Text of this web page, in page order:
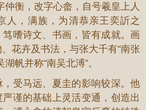
仲衡，改字心畲，自号羲皇上人
人，满族，为清恭亲王奕訢之
嗜诗文、书画，皆有成就。画
花卉及书法，与张大千有“南张
帆并称“南吴北溥”。
受马远、夏圭的影响较深。他
谨的基础上灵活变通，创造出